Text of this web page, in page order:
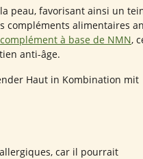
peau, favorisant ainsi un
compléments alimentaires
complément à base de NMN,
anti-âge.
car il pourrait